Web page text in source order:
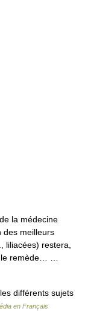
la médecine
des meilleurs
liliacées) restera,
le remède… …
différents sujets
en Français